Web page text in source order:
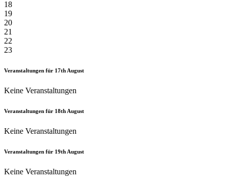
18
19
20
21
22
23
Veranstaltungen für 17th August
Keine Veranstaltungen
Veranstaltungen für 18th August
Keine Veranstaltungen
Veranstaltungen für 19th August
Keine Veranstaltungen